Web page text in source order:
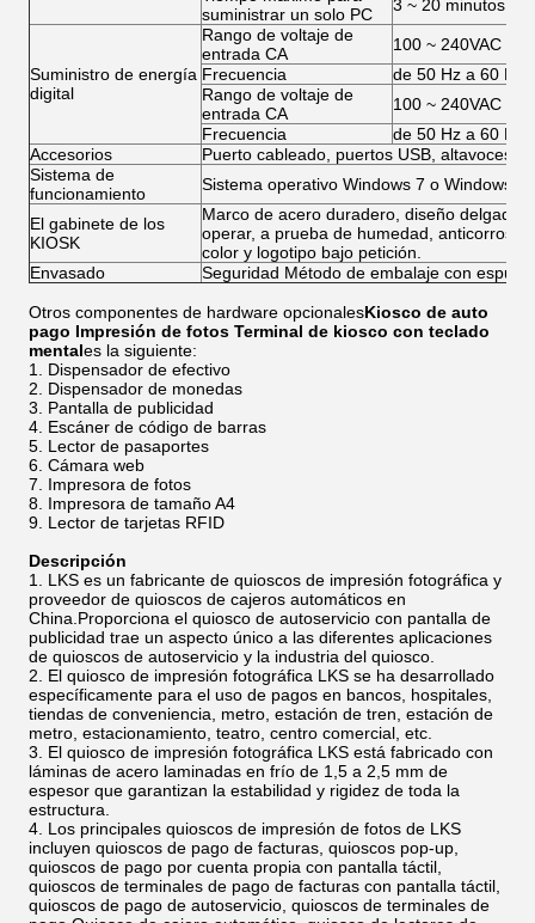
suministrar un solo PC
3 ~ 20 minutos
Suministro de energía
digital
Rango de voltaje de
entrada CA
100 ~ 240VAC
Frecuencia
de 50 Hz a 60 Hz
Rango de voltaje de
entrada CA
100 ~ 240VAC
Frecuencia
de 50 Hz a 60 Hz
Accesorios
Puerto cableado, puertos USB, altavoces,
Sistema de
funcionamiento
Sistema operativo Windows 7 o Windows
El gabinete de los
KIOSK
Marco de acero duradero, diseño delgado
operar, a prueba de humedad,
color y logotipo bajo petición.
Envasado
Seguridad Método de embalaje con
Otros componentes de hardware opcionalesKiosco de auto
pago Impresión de fotos Terminal de kiosco con teclado
mentales la siguiente:
Dispensador de efectivo
Dispensador de monedas
Pantalla de publicidad
Escáner de código de barras
Lector de pasaportes
Cámara web
Impresora de fotos
Impresora de tamaño A4
Lector de tarjetas RFID
Descripción
LKS es un fabricante de quioscos de impresión fotográfica y
proveedor de quioscos de cajeros automáticos en
China.Proporciona el quiosco de autoservicio con pantalla de
publicidad trae un aspecto único a las diferentes aplicaciones
de quioscos de autoservicio y la industria del quiosco.
El quiosco de impresión fotográfica LKS se ha desarrollado
específicamente para el uso de pagos en bancos, hospitales,
tiendas de conveniencia, metro, estación de tren, estación de
metro, estacionamiento, teatro, centro comercial, etc.
El quiosco de impresión fotográfica LKS está fabricado con
láminas de acero laminadas en frío de 1,5 a 2,5 mm de
espesor que garantizan la estabilidad y rigidez de toda la
estructura.
Los principales quioscos de impresión de fotos de LKS
incluyen quioscos de pago de facturas, quioscos pop-up,
quioscos de pago por cuenta propia con pantalla táctil,
quioscos de terminales de pago de facturas con pantalla táctil,
quioscos de pago de autoservicio, quioscos de terminales de